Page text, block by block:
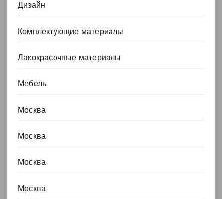
Дизайн
Комплектующие материалы
Лакокрасочные материалы
Мебель
Москва
Москва
Москва
Москва